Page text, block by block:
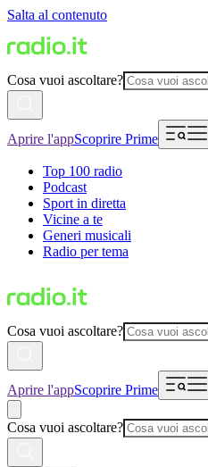
Salta al contenuto
Cosa vuoi ascoltare?
Aprire l'appScoprire Prime
Top 100 radio
Podcast
Sport in diretta
Vicine a te
Generi musicali
Radio per tema
Cosa vuoi ascoltare?
Aprire l'appScoprire Prime
Cosa vuoi ascoltare?